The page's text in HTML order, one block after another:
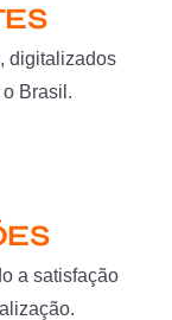
digitalizados
Brasil.
a satisfação